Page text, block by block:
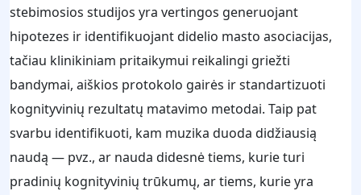
stebimosios studijos yra vertingos generuojant
hipotezes ir identifikuojant didelio masto asociacijas,
tačiau klinikiniam pritaikymui reikalingi griežti
bandymai, aiškios protokolo gairės ir standartizuoti
kognityvinių rezultatų matavimo metodai. Taip pat
svarbu identifikuoti, kam muzika duoda didžiausią
naudą — pvz., ar nauda didesnė tiems, kurie turi
pradinių kognityvinių trūkumų, ar tiems, kurie yra